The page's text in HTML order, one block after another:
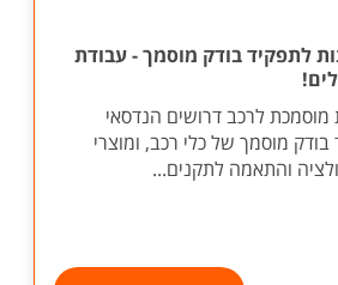
לתפקיד בודק מוסמך - עבודת
לרכב דרושים הנדסאי
מוסמך של כלי רכב, ומוצרי
והתאמה לתקנים...